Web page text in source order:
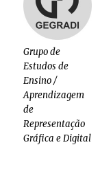
Grupo de
Estudos de
Ensino /
Aprendizagem
de
Representação
Gráfica e Digital